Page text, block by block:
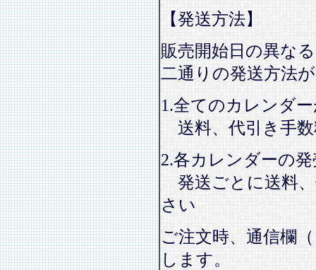
【発送方法】
販売開始日の異な
二通りの発送方法
1.全てのカレンダ
送料、代引き手
2.各カレンダーの
発送ごとに送料
さい
ご注文時、通信欄
します。